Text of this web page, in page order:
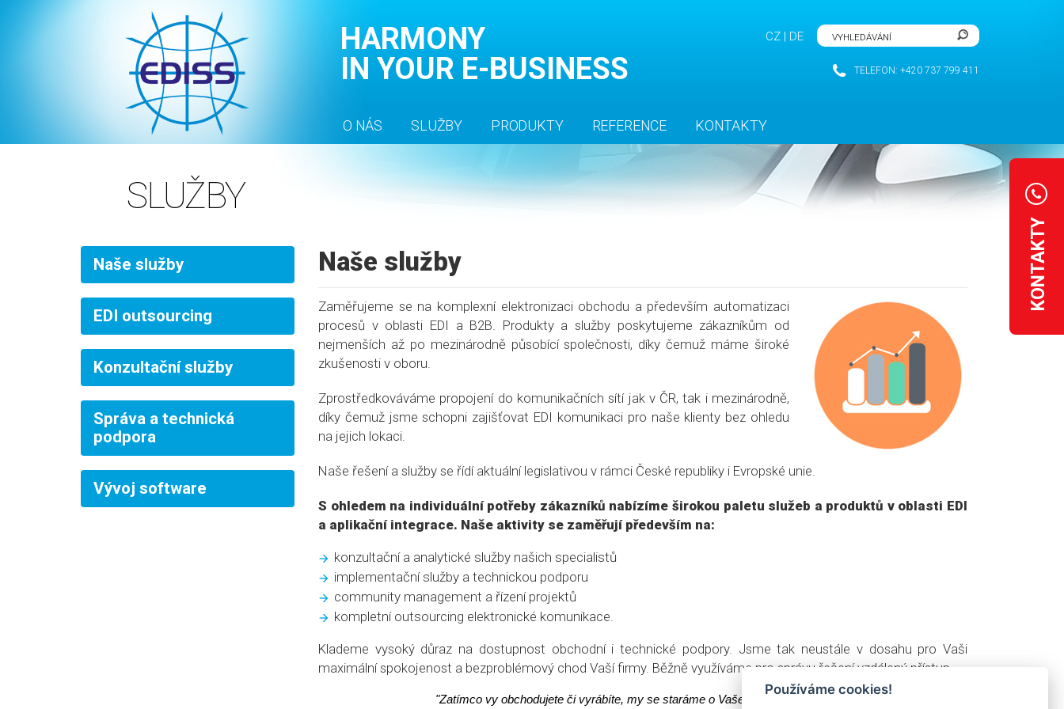
CZ | DE
HARMONY
IN YOUR E-BUSINESS
TELEFON: +420 737 799 411
O NÁS SLUŽBY PRODUKTY REFERENCE KONTAKTY
SLUŽBY
Naše služby
EDI outsourcing
Konzultační služby
Správa a technická
podpora
Vývoj software
Naše služby
Zaměřujeme se na komplexní elektronizaci obchodu a především automatizaci
procesů v oblasti EDI a B2B. Produkty a služby poskytujeme zákazníkům od
nejmenších až po mezinárodně působící společnosti, díky čemuž máme široké
zkušenosti v oboru.
Zprostředkováváme propojení do komunikačních sítí jak v ČR, tak i mezinárodně,
díky čemuž jsme schopni zajišťovat EDI komunikaci pro naše klienty bez ohledu
na jejich lokaci.
Naše řešení a služby se řídí aktuální legislativou v rámci České republiky i Evropské unie.
S ohledem na individuální potřeby zákazníků nabízíme širokou paletu služeb a produktů v oblasti EDI
a aplikační integrace. Naše aktivity se zaměřují především na:
konzultační a analytické služby našich specialistů
implementační služby a technickou podporu
community management a řízení projektů
kompletní outsourcing elektronické komunikace.
Klademe vysoký důraz na dostupnost obchodní i technické podpory. Jsme tak neustále v dosahu pro Vaši
maximální spokojenost a bezproblémový chod Vaší firmy. Běžně využíváme pro správu řešení vzdálený přístup.
"Zatímco vy obchodujete či vyrábíte, my se staráme o Vaše data. A to každý z nás nejlépe, jak dokáže"
KONTAKTY
Používáme cookies!